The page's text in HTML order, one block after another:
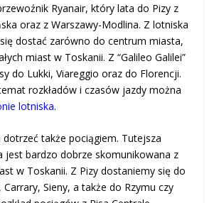
Ryanair, który lata do Pizy z
oraz z Warszawy-Modlina. Z lotniska
dostać zarówno do centrum miasta,
miast w Toskanii. Z “Galileo Galilei”
do Lukki, Viareggio oraz do Florencji.
rozkładów i czasów jazdy można
lotniska.
także pociągiem. Tutejsza
jest bardzo dobrze skomunikowana z
w Toskanii. Z Pizy dostaniemy się do
Carrary, Sieny, a także do Rzymu czy